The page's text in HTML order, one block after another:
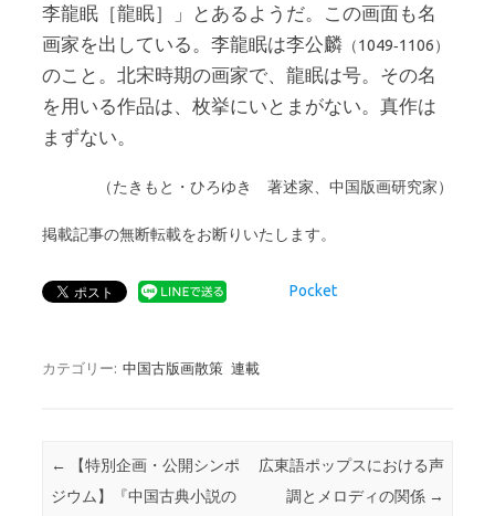
李龍眠［龍眠］」とあるようだ。この画面も名
画家を出している。李龍眠は李公麟 （1049‐1106）
のこと。北宋時期の画家で、龍眠は号。その名
を用いる作品は、枚挙にいとまがない。真作は
まずない。
（たきもと・ひろゆき 著述家、中国版画研究家）
掲載記事の無断転載をお断りいたします。
Pocket
カテゴリー: 中国古版画散策 連載
投稿ナビゲーション
←
【特別企画・公開シンポ
ジウム】『中国古典小説の
広東語ポップスにおける声
調とメロディの関係 →